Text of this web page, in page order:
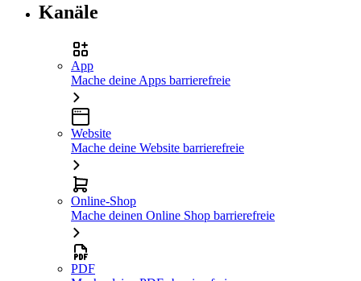
Kanäle
App
Mache deine Apps barrierefreie
Website
Mache deine Website barrierefreie
Online-Shop
Mache deinen Online Shop barrierefreie
PDF